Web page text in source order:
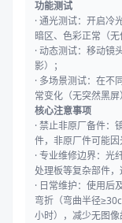
功能测试
· 通光测试：开启冷
暗区、色彩正常（无
· 动态测试：移动镜
影）；
· 多场景测试：在不
常变化（无突然黑屏
核心注意事项
· 禁止非原厂备件：
件，非原厂件可能因
· 专业维修边界：光
处理板等复杂部件，
· 日常维护：使用后
弯折（弯曲半径
小时），减少无图像